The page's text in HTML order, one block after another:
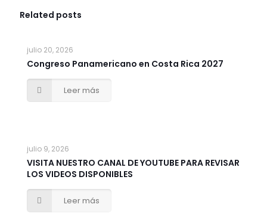
Related posts
julio 20, 2026
Congreso Panamericano en Costa Rica 2027
Leer más
julio 9, 2026
VISITA NUESTRO CANAL DE YOUTUBE PARA REVISAR
LOS VIDEOS DISPONIBLES
Leer más